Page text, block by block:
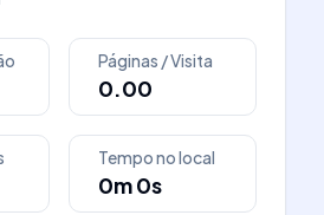
Páginas / Visita
0.00
Tempo no local
0m 0s